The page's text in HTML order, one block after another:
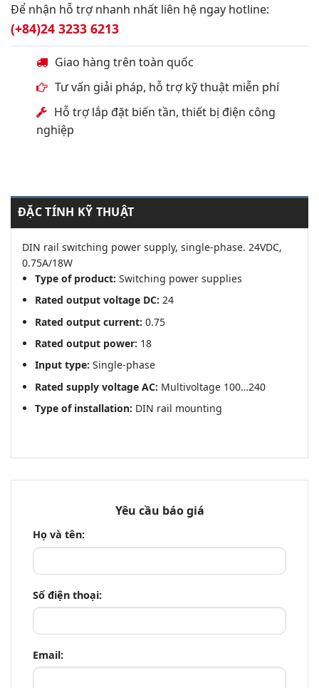
Để nhận hỗ trợ nhanh nhất liên hệ ngay hotline:
(+84)24 3233 6213
Giao hàng trên toàn quốc
Tư vấn giải pháp, hỗ trợ kỹ thuật miễn phí
Hỗ trợ lắp đặt biến tần, thiết bị điện công
nghiệp
ĐẶC TÍNH KỸ THUẬT
DIN rail switching power supply, single-phase. 24VDC,
0.75A/18W
Type of product: Switching power supplies
Rated output voltage DC: 24
Rated output current: 0.75
Rated output power: 18
Input type: Single-phase
Rated supply voltage AC: Multivoltage 100…240
Type of installation: DIN rail mounting
Yêu cầu báo giá
Họ và tên:
Số điện thoại:
Email: